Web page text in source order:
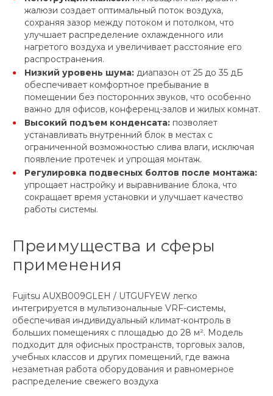
жалюзи создает оптимальный поток воздуха,
сохраняя зазор между потоком и потолком, что
улучшает распределение охлажденного или
нагретого воздуха и увеличивает расстояние его
распространения.
Низкий уровень шума: диапазон от 25 до 35 дБ
обеспечивает комфортное пребывание в
помещении без посторонних звуков, что особенно
важно для офисов, конференц-залов и жилых комнат.
Высокий подъем конденсата: позволяет
устанавливать внутренний блок в местах с
ограниченной возможностью слива влаги, исключая
появление протечек и упрощая монтаж.
Регулировка подвесных болтов после монтажа:
упрощает настройку и выравнивание блока, что
сокращает время установки и улучшает качество
работы системы.
Преимущества и сферы
применения
Fujitsu AUXB009GLEH / UTGUFYEW легко
интегрируется в мультизональные VRF-системы,
обеспечивая индивидуальный климат-контроль в
больших помещениях с площадью до 28 м². Модель
подходит для офисных пространств, торговых залов,
учебных классов и других помещений, где важна
незаметная работа оборудования и равномерное
распределение свежего воздуха